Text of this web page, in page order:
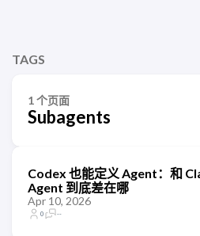
TAGS
1 个页面
Subagents
Codex 也能定义 Agent：和
Agent 到底差在哪
Apr 10, 2026
0 --